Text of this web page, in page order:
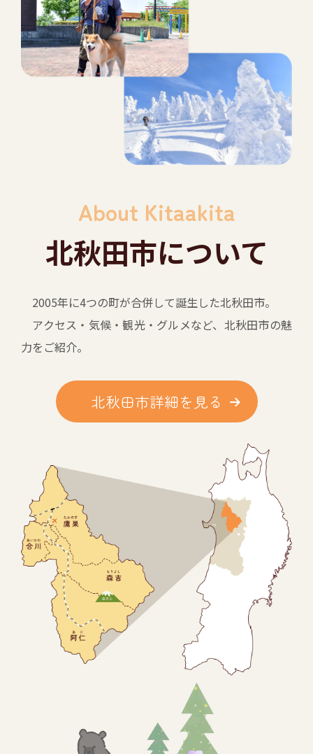
About Kitaakita
北秋田市について
2005年に4つの町が合併して誕生した北秋田市。
アクセス・気候・観光・グルメなど、北秋田市の魅
力をご紹介。
北秋田市詳細を見る